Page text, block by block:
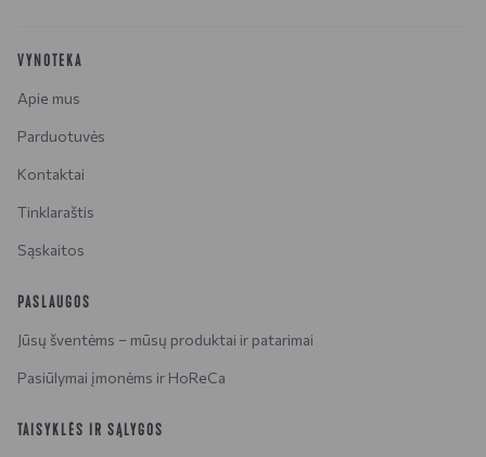
VYNOTEKA
Apie mus
Parduotuvės
Kontaktai
Tinklaraštis
Sąskaitos
PASLAUGOS
Jūsų šventėms – mūsų produktai ir patarimai
Pasiūlymai įmonėms ir HoReCa
TAISYKLĖS IR SĄLYGOS